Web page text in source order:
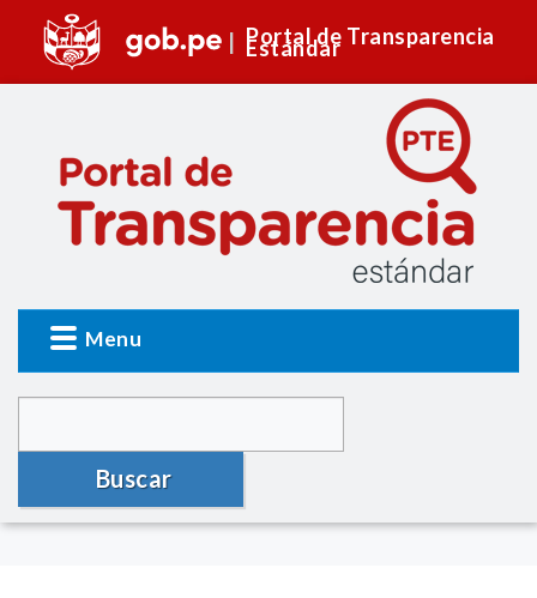
Portal de Transparencia
Estándar
Menu
Buscar